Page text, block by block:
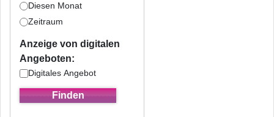
Diesen Monat
Zeitraum
Anzeige von digitalen
Angeboten:
Digitales Angebot